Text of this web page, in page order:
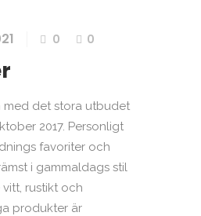
0 0
med det stora utbudet
2017. Personligt
favoriter och
i gammaldags stil
rustikt och
produkter är